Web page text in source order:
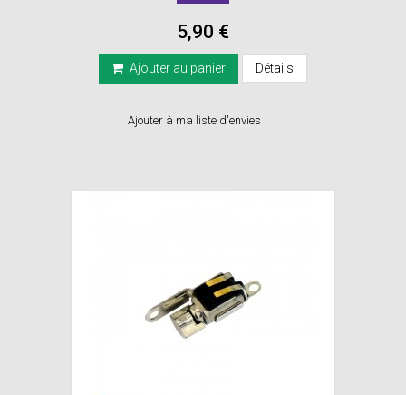
5,90 €
Ajouter au panier Détails
Ajouter à ma liste d'envies